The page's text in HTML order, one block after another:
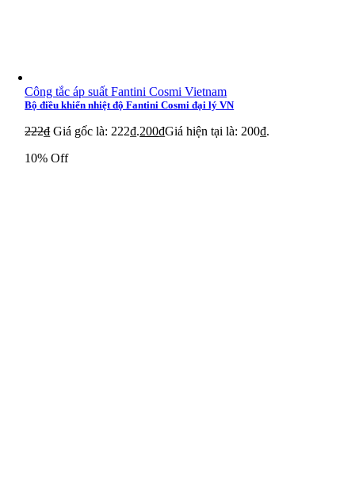
Công tắc áp suất Fantini Cosmi Vietnam
Bộ điều khiển nhiệt độ Fantini Cosmi đại lý VN
222₫ Giá gốc là: 222₫.200₫Giá hiện tại là: 200₫.
10% Off